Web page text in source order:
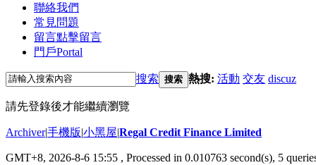
聯絡我們
常見問題
留言點擊留言
門戶Portal
搜索 搜索 熱搜: 活動 交友 discuz
請先登錄後才能繼續瀏覽
Archiver|手機版|小黑屋|Regal Credit Finance Limited
GMT+8, 2026-8-6 15:55 , Processed in 0.010763 second(s), 5